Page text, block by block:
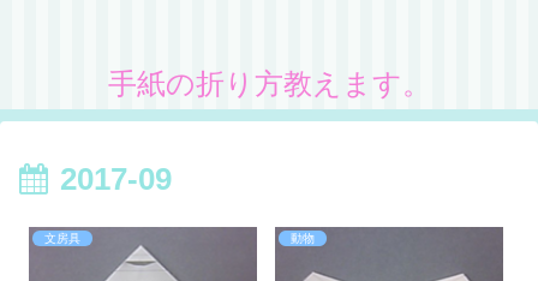
手紙の折り方教えます。
2017-09
文房具 動物